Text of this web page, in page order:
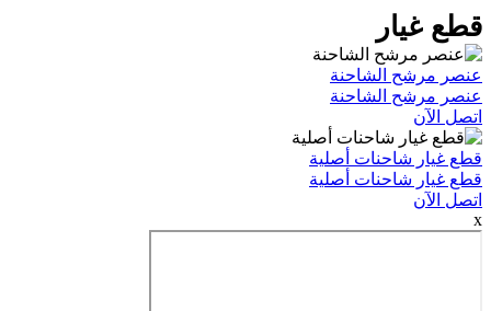
الشاحنة
الشاحنة
شاحنات أصلية
شاحنات أصلية